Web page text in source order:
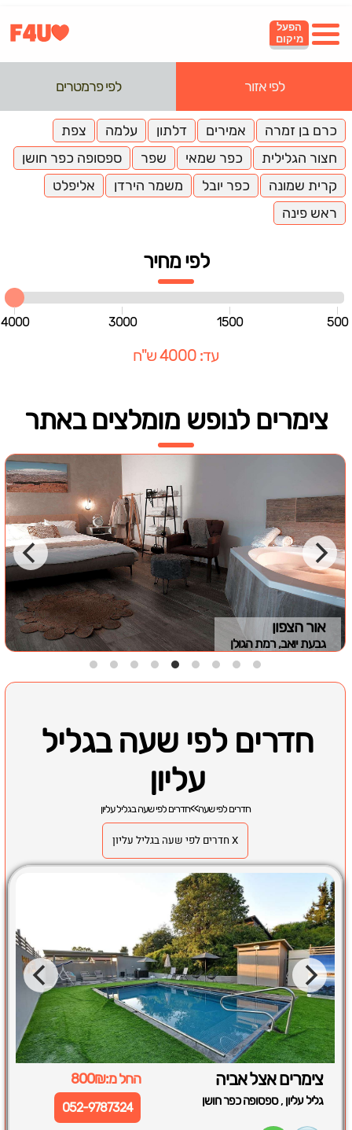
הפעל
מיקום
לפי אזור לפי פרמטרים
כרם בן זמרה אמירים דלתון עלמה
צפת
חצור הגלילית
כפר שמאי שפר
ספסופה כפר חושן
קרית שמונה
כפר יובל משמר הירדן
אליפלט
ראש פינה
לפי מחיר
500
1500
3000
4000
עד: 4000 ש"ח
צימרים לנופש מומלצים באתר
אור הצפון
גבעת יואב, רמת הגולן
חדרים לפי שעה בגליל
עליון
חדרים לפי שעה>>חדרים לפי שעה בגליל עליון
X חדרים לפי שעה בגליל עליון
צימרים אצל אביה החל מ:800₪
גליל עליון ,ספסופה כפר חושן 052-9787324